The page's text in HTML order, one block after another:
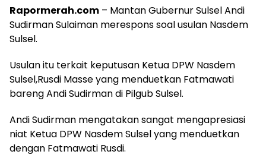
Rapormerah.com – Mantan Gubernur Sulsel Andi
Sudirman Sulaiman merespons soal usulan Nasdem
Sulsel.
Usulan itu terkait keputusan Ketua DPW Nasdem
Sulsel,Rusdi Masse yang menduetkan Fatmawati
bareng Andi Sudirman di Pilgub Sulsel.
Andi Sudirman mengatakan sangat mengapresiasi
niat Ketua DPW Nasdem Sulsel yang menduetkan
dengan Fatmawati Rusdi.